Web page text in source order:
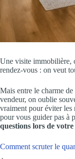
Une visite immobilière,
rendez-vous : on veut
Mais entre le charme de
vendeur, on oublie
vraiment pour éviter les
pour vous guider pas à
questions lors de
Comment scruter le